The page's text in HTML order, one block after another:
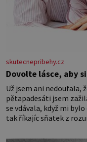
skutecnepribehy.cz
Dovolte lásce, aby
Už jsem ani nedoufala,
pětapadesáti jsem
se vdávala, když mi
tak říkajíc sňatek z
nesvědčilo, brzy jsme